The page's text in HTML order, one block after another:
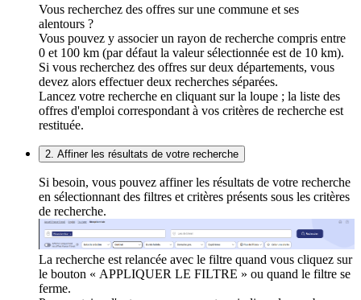
Vous recherchez des offres sur une commune et ses
alentours ?
Vous pouvez y associer un rayon de recherche compris entre
0 et 100 km (par défaut la valeur sélectionnée est de 10 km).
Si vous recherchez des offres sur deux départements, vous
devez alors effectuer deux recherches séparées.
Lancez votre recherche en cliquant sur la loupe ; la liste des
offres d'emploi correspondant à vos critères de recherche est
restituée.
2. Affiner les résultats de votre recherche
Si besoin, vous pouvez affiner les résultats de votre recherche
en sélectionnant des filtres et critères présents sous les critères
de recherche.
La recherche est relancée avec le filtre quand vous cliquez sur
le bouton « APPLIQUER LE FILTRE » ou quand le filtre se
ferme.